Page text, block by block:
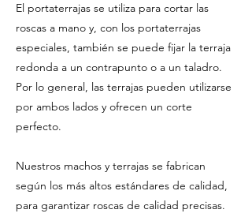
El portaterrajas se utiliza para cortar las
roscas a mano y, con los portaterrajas
especiales, también se puede fijar la terraja
redonda a un contrapunto o a un taladro.
Por lo general, las terrajas pueden utilizarse
por ambos lados y ofrecen un corte
perfecto.
Nuestros machos y terrajas se fabrican
según los más altos estándares de calidad,
para garantizar roscas de calidad precisas.